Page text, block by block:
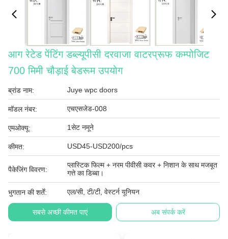
आग रेटेड पेंटिंग डब्ल्यूपीसी दरवाजा वाटरप्रूफ कम्पोजिट
700 मिमी चौड़ाई बेडरूम उपयोग
ब्रांड नाम: Juye wpc doors
मॉडल नंबर: एचएसजेड-008
एमओक्यू: 1सेट नमूने
कीमत: USD45-USD200/pcs
पैकेजिंग विवरण:
प्लास्टिक फिल्म + नरम पीवीसी कवर + निशान के साथ मजबूत
गत्ते का डिब्बा।
भुगतान की शर्तें: एल/सी, टी/टी, वेस्टर्न यूनियन
सबसे अच्छी कीमत पाएं अब संपर्क करें